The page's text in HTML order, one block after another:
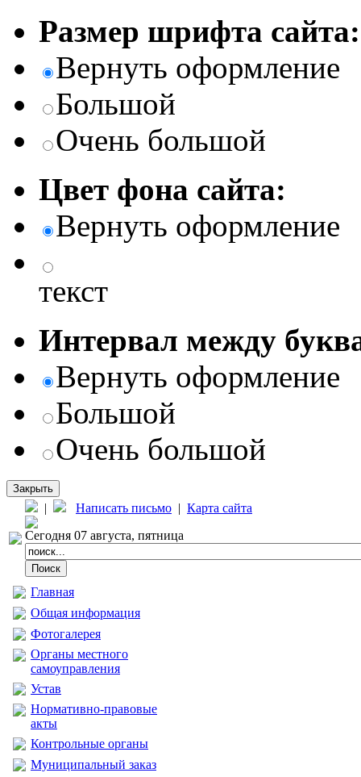
Размер шрифта сайта:
Вернуть оформление
Большой
Очень большой
Цвет фона сайта:
Вернуть оформление
текст
Интервал между
Вернуть оформление
Большой
Очень большой
Закрыть
| Написать письмо | Карта сайта
Сегодня 07 августа, пятница
Главная
Общая информация
Фотогалерея
Органы местного
самоуправления
Устав
Нормативно-правовые
акты
Контрольные органы
Муниципальный заказ